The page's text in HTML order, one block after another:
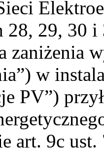
28, 29, 30 i
zaniżenia
w
PV”)
art. 9c